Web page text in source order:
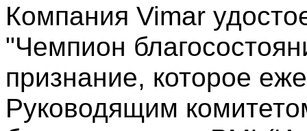
Компания Vimar
"Чемпион
признание, которое
Руководящим